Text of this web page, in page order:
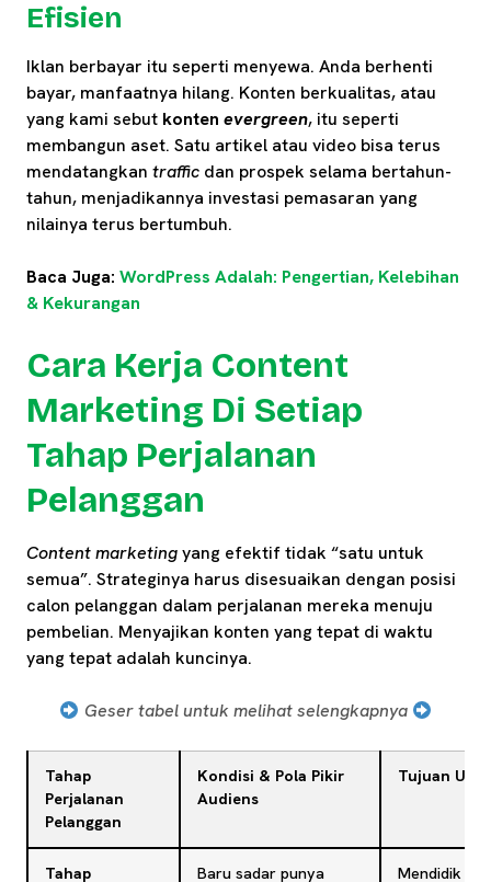
Efisien
Iklan berbayar itu seperti menyewa. Anda berhenti
bayar, manfaatnya hilang. Konten berkualitas, atau
yang kami sebut konten evergreen, itu seperti
membangun aset. Satu artikel atau video bisa terus
mendatangkan traffic dan prospek selama bertahun-
tahun, menjadikannya investasi pemasaran yang
nilainya terus bertumbuh.
Baca Juga: WordPress Adalah: Pengertian, Kelebihan
& Kekurangan
Cara Kerja Content
Marketing Di Setiap
Tahap Perjalanan
Pelanggan
Content marketingyang efektif tidak “satu untuk
semua”. Strateginya harus disesuaikan dengan posisi
calon pelanggan dalam perjalanan mereka menuju
pembelian. Menyajikan konten yang tepat di waktu
yang tepat adalah kuncinya.
Geser tabel untuk melihat selengkapnya
Tahap
Perjalanan
Pelanggan
Kondisi & Pola Pikir
Audiens
Tujuan
Tahap
Baru sadar punya
Mendidik